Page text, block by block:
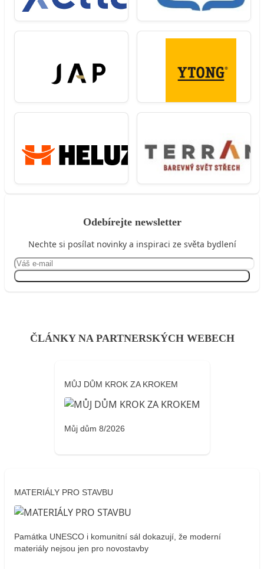
Odebírejte newsletter
Nechte si posílat novinky a inspiraci ze světa bydlení
ČLÁNKY NA PARTNERSKÝCH WEBECH
MŮJ DŮM KROK ZA KROKEM
Můj dům 8/2026
MATERIÁLY PRO STAVBU
Památka UNESCO i komunitní sál dokazují, že moderní
materiály nejsou jen pro novostavby